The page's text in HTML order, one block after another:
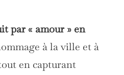
par « amour » en
à la ville et à
en capturant